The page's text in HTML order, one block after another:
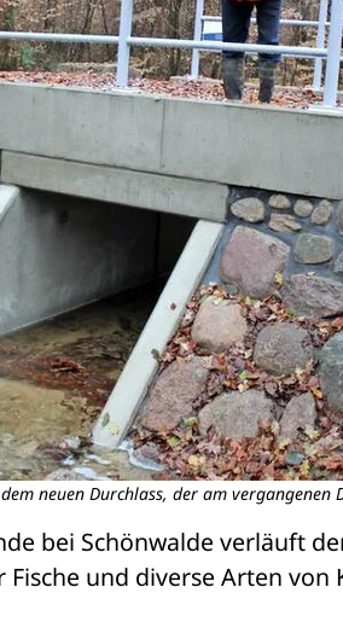
neuen Durchlass, der am
bei Schönwalde verläuft
und diverse Arten von